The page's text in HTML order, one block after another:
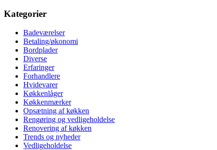
Kategorier
Badeværelser
Betaling/økonomi
Bordplader
Diverse
Erfaringer
Forhandlere
Hvidevarer
Køkkenlåger
Køkkenmærker
Opsætning af køkken
Rengøring og vedligeholdelse
Renovering af køkken
Trends og nyheder
Vedligeholdelse